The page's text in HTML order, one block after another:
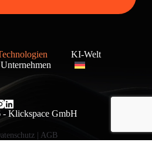
KI-Welt
Unternehmen
Klickspace GmbH
AGB